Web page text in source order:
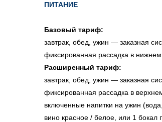
ПИТАНИЕ
Базовый тариф:
завтрак, обед, ужин — заказная
фиксированная рассадка в
Расширенный тариф:
завтрак, обед, ужин — заказная
фиксированная рассадка в
включенные напитки на ужин
вино красное / белое, или 1 бокал